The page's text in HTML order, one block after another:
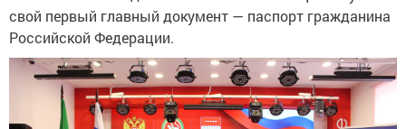
свой первый главный документ — паспорт гражданина
Российской Федерации.